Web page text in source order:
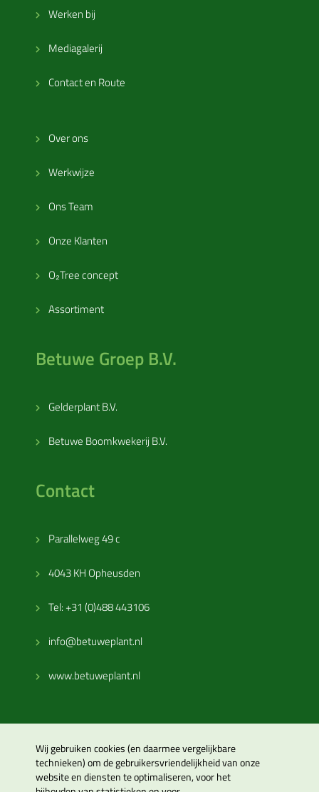
Werken bij
Mediagalerij
Contact en Route
Over ons
Werkwijze
Ons Team
Onze Klanten
O₂Tree concept
Assortiment
Betuwe Groep B.V.
Gelderplant B.V.
Betuwe Boomkwekerij B.V.
Contact
Parallelweg 49 c
4043 KH Opheusden
Tel: +31 (0)488 443106
info@betuweplant.nl
www.betuweplant.nl
© 2026 Betuwe Plant B.V. Privacy policy
Wij gebruiken cookies (en daarmee vergelijkbare
technieken) om de gebruikersvriendelijkheid van onze
website en diensten te optimaliseren, voor het